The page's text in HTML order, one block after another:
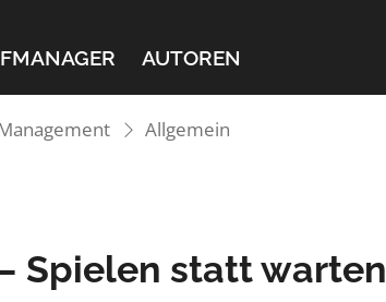
AUTOREN
Allgemein
Spielen statt warten